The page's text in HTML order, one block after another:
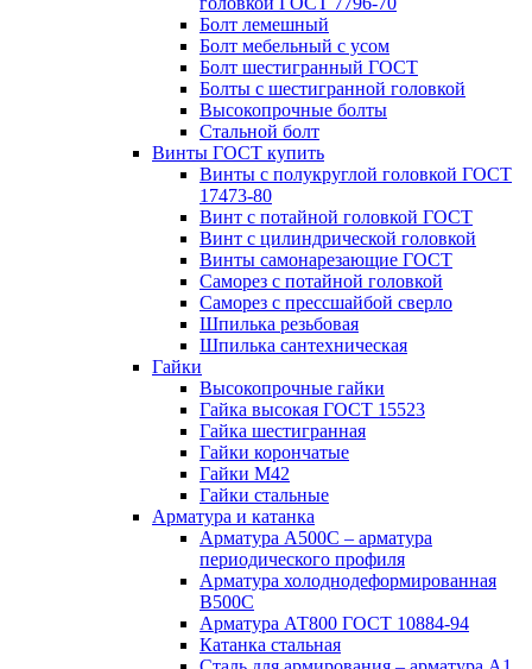
Болт лемешный
Болт мебельный с усом
Болт шестигранный ГОСТ
Болты с шестигранной головкой
Высокопрочные болты
Стальной болт
Винты ГОСТ купить
Винты с полукруглой головкой ГОСТ
17473-80
Винт с потайной головкой ГОСТ
Винт с цилиндрической головкой
Винты самонарезающие ГОСТ
Саморез с потайной головкой
Саморез с прессшайбой сверло
Шпилька резьбовая
Шпилька сантехническая
Гайки
Высокопрочные гайки
Гайка высокая ГОСТ 15523
Гайка шестигранная
Гайки корончатые
Гайки М42
Гайки стальные
Арматура и катанка
Арматура А500С – арматура
периодического профиля
Арматура холоднодеформированная
В500С
Арматура АТ800 ГОСТ 10884-94
Катанка стальная